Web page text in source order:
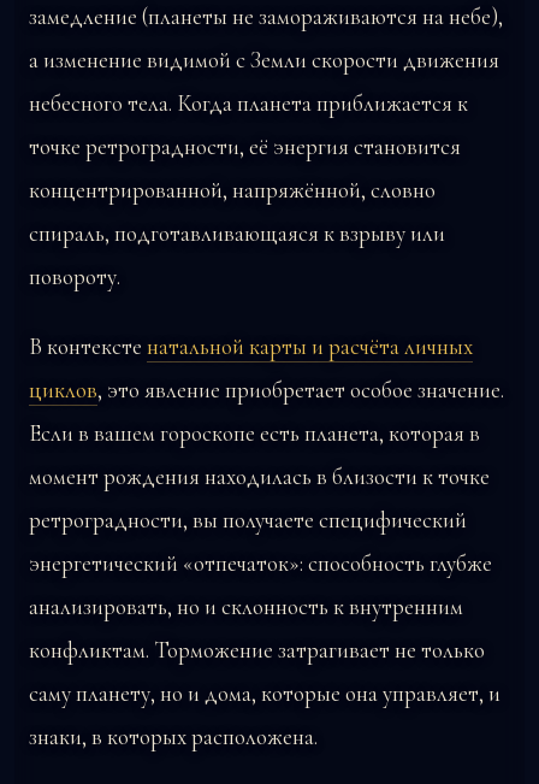
замедление (планеты не замораживаются на небе),
а изменение видимой с Земли скорости движения
небесного тела. Когда планета приближается к
точке ретроградности, её энергия становится
концентрированной, напряжённой, словно
спираль, подготавливающаяся к взрыву или
повороту.
В контексте натальной карты и расчёта личных
циклов, это явление приобретает особое значение.
Если в вашем гороскопе есть планета, которая в
момент рождения находилась в близости к точке
ретроградности, вы получаете специфический
энергетический «отпечаток»: способность глубже
анализировать, но и склонность к внутренним
конфликтам. Торможение затрагивает не только
саму планету, но и дома, которые она управляет, и
знаки, в которых расположена.